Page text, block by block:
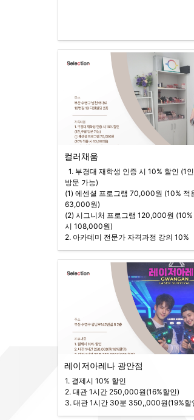
컬러채움
방문 가능)
(1) 에센셜 프로그램 70,000원 (10% 적
63,000원)
(2) 시그니처 프로그램 120,000원 (10%
시 108,000원)
2. 아카데미 전문가 자격과정 강의 10%
레이저아레나 광안점
1. 결제시 10% 할인
2. 대관 1시간 250,000원(16%할인)
3. 대관 1시간 30분 350,,000원(19%할